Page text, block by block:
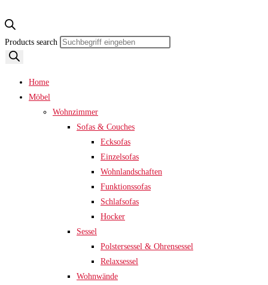
Products search
Home
Möbel
Wohnzimmer
Sofas & Couches
Ecksofas
Einzelsofas
Wohnlandschaften
Funktionssofas
Schlafsofas
Hocker
Sessel
Polstersessel & Ohrensessel
Relaxsessel
Wohnwände